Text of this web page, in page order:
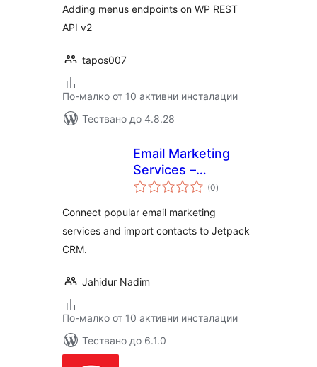
Adding menus endpoints on WP REST
API v2
tapos007
По-малко от 10 активни инсталации
Тествано до 4.8.28
Email Marketing
Services –
Integration for
(0общо
оценки
)
Connect popular email marketing
services and import contacts to Jetpack
CRM.
Jahidur Nadim
По-малко от 10 активни инсталации
Тествано до 6.1.0